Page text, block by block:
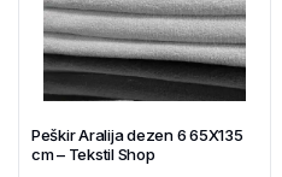
Peškir Aralija dezen 6 65X135
cm – Tekstil Shop